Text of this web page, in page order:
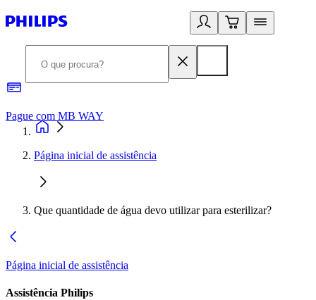
Pague com MB WAY
Página inicial de assistência
Que quantidade de água devo utilizar para esterilizar?
Página inicial de assistência
Assistência Philips